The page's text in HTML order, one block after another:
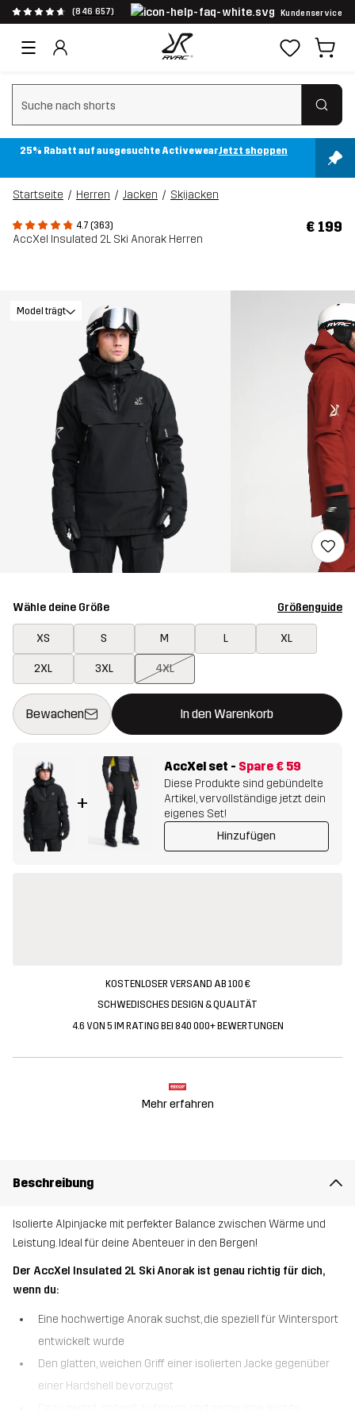
(846 657) Kundenservice
Suchfilter löschen
25% Rabatt auf ausgesuchte ActivewearJetzt shoppen
Startseite Herren Jacken Skijacken
4.7 (363)
AccXel Insulated 2L Ski Anorak Herren
€ 199
Model trägt
Wähle deine Größe Größenguide
XS S M L XL
2XL 3XL 4XL
Bewachen In den Warenkorb
Dieser Button öffnet ein Fenster und legt den neuen Artikel in
{{size}} nicht verfügbar
+
AccXel set - Spare € 59
Diese Produkte sind gebündelte
Artikel, vervollständige jetzt dein
eigenes Set!
Hinzufügen
KOSTENLOSER VERSAND AB 100 €
SCHWEDISCHES DESIGN & QUALITÄT
4.6 VON 5 IM RATING BEI 840 000+ BEWERTUNGEN
Mehr erfahren
Beschreibung
Isolierte Alpinjacke mit perfekter Balance zwischen Wärme und
Leistung. Ideal für deine Abenteuer in den Bergen!
Der AccXel Insulated 2L Ski Anorak ist genau richtig für dich,
wenn du:
Eine hochwertige Anorak suchst, die speziell für Wintersport
entwickelt wurde
Den glatten, weichen Griff einer isolierten Jacke gegenüber
einer Hardshell bevorzugst